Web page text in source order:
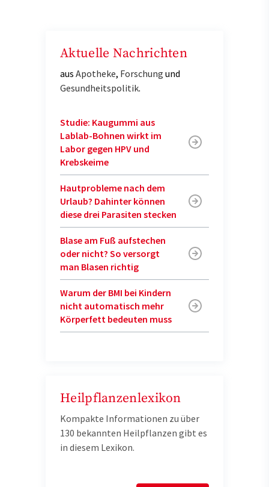
Aktuelle Nachrichten
aus Apotheke, Forschung und
Gesundheitspolitik.
Studie: Kaugummi aus
Lablab-Bohnen wirkt im
Labor gegen HPV und
Krebskeime
Hautprobleme nach dem
Urlaub? Dahinter können
diese drei Parasiten stecken
Blase am Fuß aufstechen
oder nicht? So versorgt
man Blasen richtig
Warum der BMI bei Kindern
nicht automatisch mehr
Körperfett bedeuten muss
Heilpflanzenlexikon
Kompakte Informationen zu über
130 bekannten Heilpflanzen gibt es
in diesem Lexikon.